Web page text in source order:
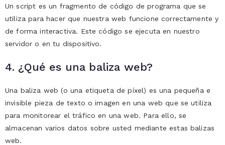
Un script es un fragmento de código de programa que se
utiliza para hacer que nuestra web funcione correctamente y
de forma interactiva. Este código se ejecuta en nuestro
servidor o en tu dispositivo.
4. ¿Qué es una baliza web?
Una baliza web (o una etiqueta de píxel) es una pequeña e
invisible pieza de texto o imagen en una web que se utiliza
para monitorear el tráfico en una web. Para ello, se
almacenan varios datos sobre usted mediante estas balizas
web.